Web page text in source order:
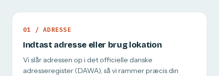
01 / ADRESSE
Indtast adresse eller brug lokation
Vi slår adressen op i det officielle danske
adresseregister (DAWA), så vi rammer præcis din